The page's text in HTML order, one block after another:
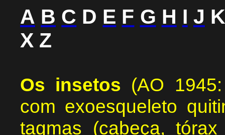
A B C D E F G H I J
X Z
Os insetos (AO
com exoesqueleto
tagmas (cabeça,